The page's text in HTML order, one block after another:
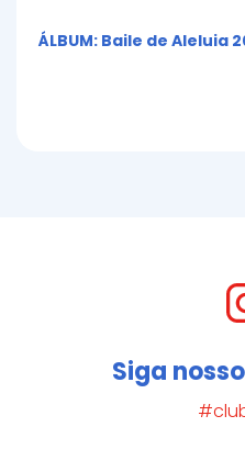
ÁLBUM: Baile de Aleluia
Siga